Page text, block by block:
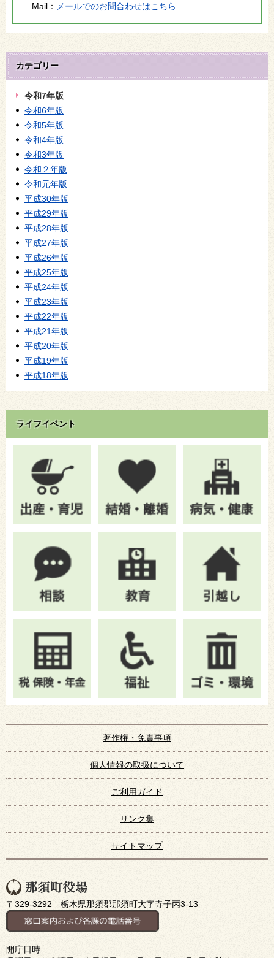
Mail：
メールでのお問合わせはこちら
カテゴリー
令和7年版
令和6年版
令和5年版
令和4年版
令和3年版
令和２年版
令和元年版
平成30年版
平成29年版
平成28年版
平成27年版
平成26年版
平成25年版
平成24年版
平成23年版
平成22年版
平成21年版
平成20年版
平成19年版
平成18年版
ライフイベント
著作権・免責事項
個人情報の取扱について
ご利用ガイド
リンク集
サイトマップ
〒329-3292 栃木県那須郡那須町大字寺子丙3-13
開庁日時